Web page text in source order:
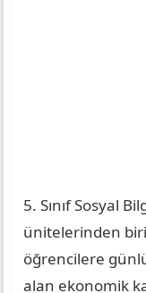
5. Sınıf Sosyal
ünitelerinden biri
öğrencilere
alan ekonomik